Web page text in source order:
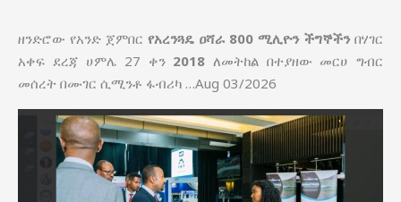
ዘንድሮው የአንድ ጀምበር የአረንጓዴ ዐሻራ 800 ሚሊዮን ችግኞችንበሃገር
አቀፍ ደረጃ ሀምሌ 27 ቀን 2018ለመትከል በተያዘው መርሀ ግብር
መሰረት በሙገር ሲሚንቶ ፋብሪካ …Aug 03/2026